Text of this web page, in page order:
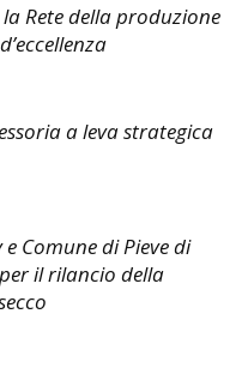
Rete della produzione
a leva strategica
Comune di Pieve di
il rilancio della